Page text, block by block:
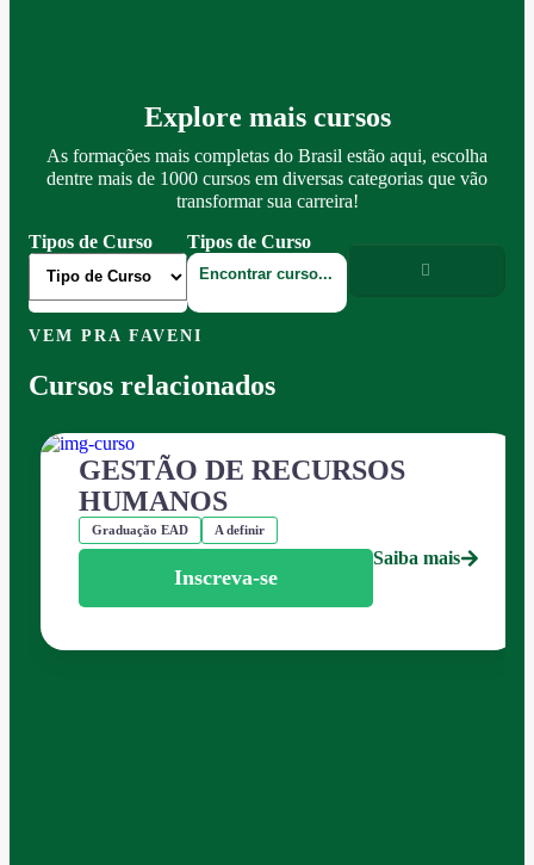
Explore mais cursos
As formações mais completas do Brasil estão aqui, escolha
dentre mais de 1000 cursos em diversas categorias que vão
transformar sua carreira!
Tipos de Curso
Tipos de Curso
VEM PRA FAVENI
Cursos relacionados
GESTÃO DE RECURSOS
HUMANOS
Graduação EAD A definir
Inscreva-se
Saiba mais